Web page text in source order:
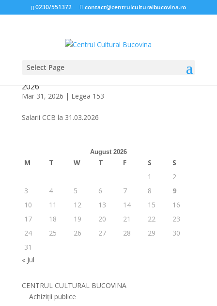
0230/551372 contact@centrulculturalbucovina.ro
Select Page
NIVELUL SALARIILOR ÎN CADRUL CENTRULUI
2026
Mar 31, 2026 | Legea 153
Salarii CCB la 31.03.2026
August 2026
M T W T F S
S
1
2
3
4 5 6 7 8
9
10
11 12 13 14 15
16
17
18 19 20 21 22
23
24
25 26 27 28 29
30
31
« Jul
CENTRUL CULTURAL BUCOVINA
Achiziții publice